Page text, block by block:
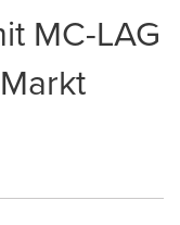
MC-LAG